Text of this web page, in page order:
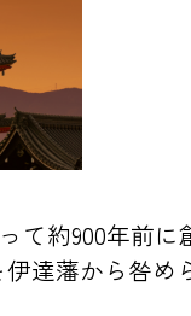
約900年前
達藩から咎